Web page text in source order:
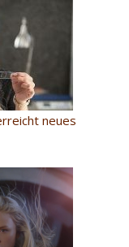
neues